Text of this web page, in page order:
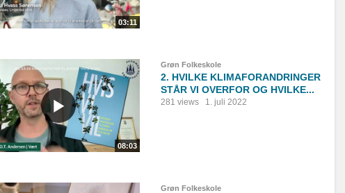
03:11
08:03
Grøn Folkeskole
2. HVILKE KLIMAFORANDRINGER
STÅR VI OVERFOR OG HVILKE...
281 views 1. juli 2022
Grøn Folkeskole